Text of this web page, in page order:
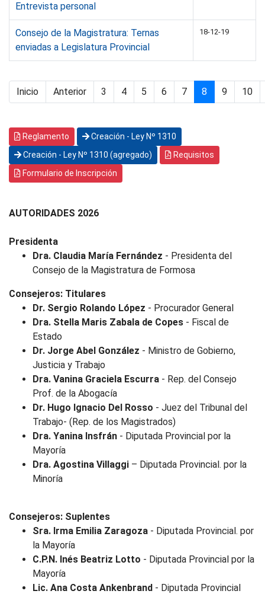
Entrevista personal
Consejo de la Magistratura: Ternas
enviadas a Legislatura Provincial
18-12-19
Inicio Anterior 3 4 5 6 7 8 9 10
Reglamento
Creación - Ley Nº 1310
Creación - Ley Nº 1310 (agregado)
Requisitos
Formulario de Inscripción
AUTORIDADES 2026
Presidenta
Dra. Claudia María Fernández - Presidenta del
Consejo de la Magistratura de Formosa
Consejeros: Titulares
Dr. Sergio Rolando López - Procurador General
Dra. Stella Maris Zabala de Copes - Fiscal de
Estado
Dr. Jorge Abel González - Ministro de Gobierno,
Justicia y Trabajo
Dra. Vanina Graciela Escurra - Rep. del Consejo
Prof. de la Abogacía
Dr. Hugo Ignacio Del Rosso - Juez del Tribunal del
Trabajo- (Rep. de los Magistrados)
Dra. Yanina Insfrán - Diputada Provincial por la
Mayoría
Dra. Agostina Villaggi – Diputada Provincial. por la
Minoría
Consejeros: Suplentes
Sra. Irma Emilia Zaragoza - Diputada Provincial. por
la Mayoría
C.P.N. Inés Beatriz Lotto - Diputada Provincial por la
Mayoría
Lic. Ana Costa Ankenbrand - Diputada Provincial